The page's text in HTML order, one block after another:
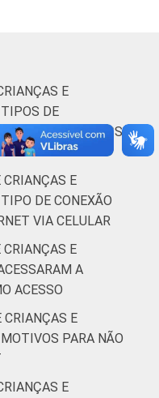
10
63
12
a 14
a 17
SM 58
1
E
DE
PARA ACESSAR
E
DE CONEXÃO
VIA CELULAR
E
A
ACESSO
CRIANÇAS E
PARA NÃO
E